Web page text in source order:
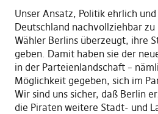
Unser Ansatz, Politik ehrlich
Deutschland nachvollziehbar
Wähler Berlins überzeugt, ihre
geben. Damit haben sie der
in der Parteienlandschaft –
Möglichkeit gegeben, sich im
Wir sind uns sicher, daß Berlin
die Piraten weitere Stadt- und